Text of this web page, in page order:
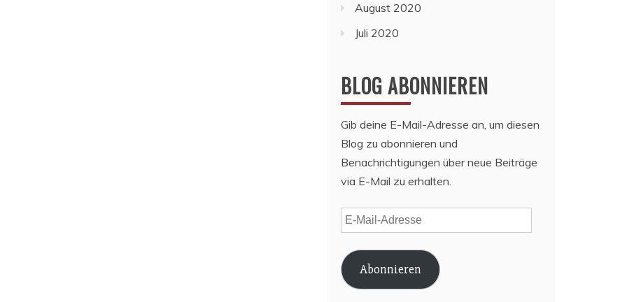
August 2020
Juli 2020
BLOG ABONNIEREN
Gib deine E-Mail-Adresse an, um diesen
Blog zu abonnieren und
Benachrichtigungen über neue Beiträge
via E-Mail zu erhalten.
E-
Mail-
Adresse
Abonnieren